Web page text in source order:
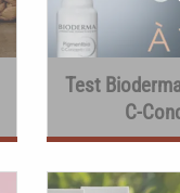
Test
C-